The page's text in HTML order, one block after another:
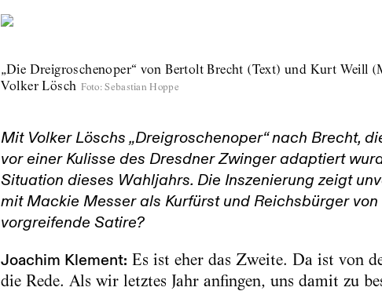
„Die Dreigroschenoper“ von Bertolt Brecht (Text) und Kurt Weill
Volker Lösch Foto: Sebastian Hoppe
Mit Volker Löschs „Dreigroschenoper“ nach Brecht,
vor einer Kulisse des Dresdner Zwinger adaptiert
Situation dieses Wahljahrs. Die Inszenierung zeigt
mit Mackie Messer als Kurfürst und Reichsbürger
vorgreifende Satire?
Joachim Klement: Es ist eher das Zweite. Da ist von
die Rede. Als wir letztes Jahr anfingen, uns damit zu